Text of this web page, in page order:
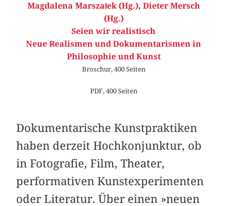
Magdalena Marszałek (Hg.), Dieter Mersch
(Hg.)
Seien wir realistisch
Neue Realismen und Dokumentarismen in
Philosophie und Kunst
Broschur, 400 Seiten
PDF, 400 Seiten
Dokumentarische Kunstpraktiken
haben derzeit Hochkonjunktur, ob
in Fotografie, Film, Theater,
performativen Kunstexperimenten
oder Literatur. Über einen »neuen